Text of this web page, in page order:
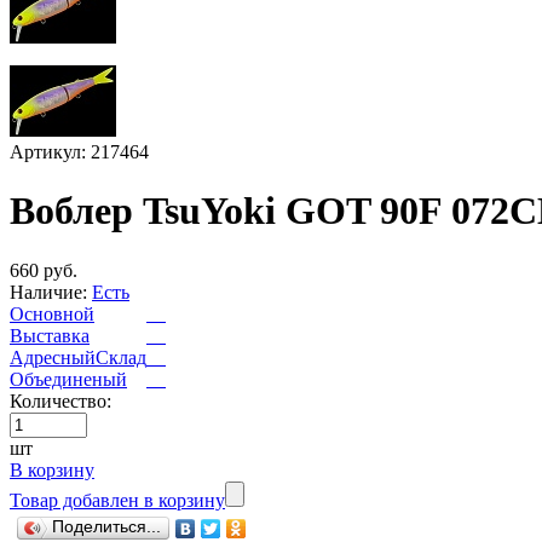
Артикул: 217464
Воблер TsuYoki GOT 90F
660 руб.
Наличие: Есть
Основной
Выставка
АдресныйСклад
Объединеный
Количество:
шт
В корзину
Товар добавлен в корзину
Поделиться...